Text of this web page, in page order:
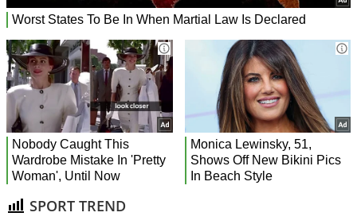
SPORT TREND